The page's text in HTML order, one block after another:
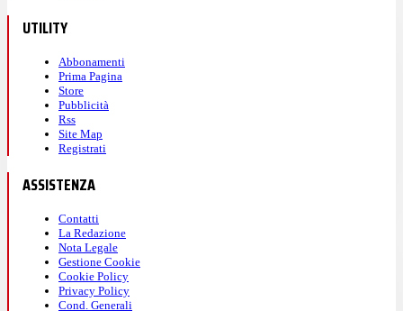
UTILITY
Abbonamenti
Prima Pagina
Store
Pubblicità
Rss
Site Map
Registrati
ASSISTENZA
Contatti
La Redazione
Nota Legale
Gestione Cookie
Cookie Policy
Privacy Policy
Cond. Generali